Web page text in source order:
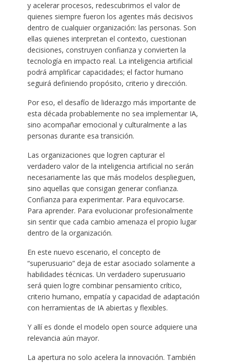
y acelerar procesos, redescubrimos el valor de
quienes siempre fueron los agentes más decisivos
dentro de cualquier organización: las personas. Son
ellas quienes interpretan el contexto, cuestionan
decisiones, construyen confianza y convierten la
tecnología en impacto real. La inteligencia artificial
podrá amplificar capacidades; el factor humano
seguirá definiendo propósito, criterio y dirección.
Por eso, el desafío de liderazgo más importante de
esta década probablemente no sea implementar IA,
sino acompañar emocional y culturalmente a las
personas durante esa transición.
Las organizaciones que logren capturar el
verdadero valor de la inteligencia artificial no serán
necesariamente las que más modelos desplieguen,
sino aquellas que consigan generar confianza.
Confianza para experimentar. Para equivocarse.
Para aprender. Para evolucionar profesionalmente
sin sentir que cada cambio amenaza el propio lugar
dentro de la organización.
En este nuevo escenario, el concepto de
“superusuario” deja de estar asociado solamente a
habilidades técnicas. Un verdadero superusuario
será quien logre combinar pensamiento crítico,
criterio humano, empatía y capacidad de adaptación
con herramientas de IA abiertas y flexibles.
Y allí es donde el modelo open source adquiere una
relevancia aún mayor.
La apertura no solo acelera la innovación. También